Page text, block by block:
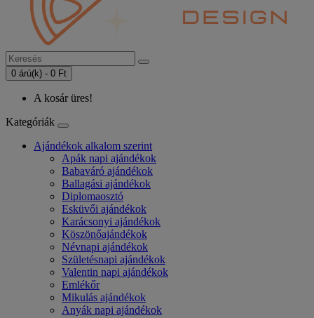
0 árú(k) - 0 Ft
A kosár üres!
Kategóriák
Ajándékok alkalom szerint
Apák napi ajándékok
Babaváró ajándékok
Ballagási ajándékok
Diplomaosztó
Esküvői ajándékok
Karácsonyi ajándékok
Köszönőajándékok
Névnapi ajándékok
Születésnapi ajándékok
Valentin napi ajándékok
Emlékőr
Mikulás ajándékok
Anyák napi ajándékok